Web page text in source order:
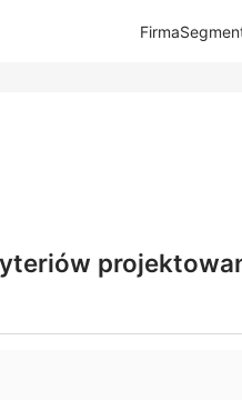
Firma